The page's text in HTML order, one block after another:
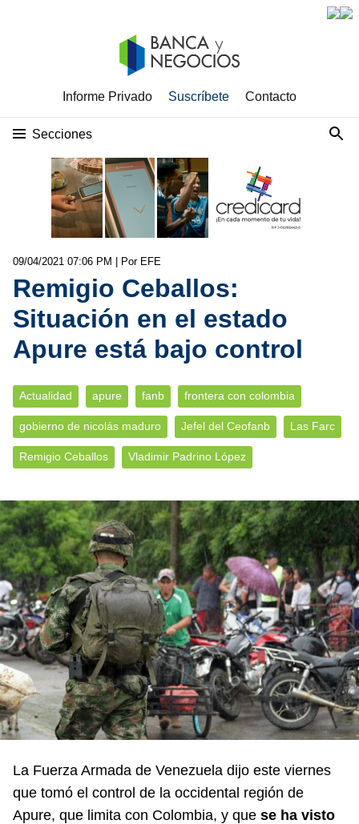
Informe Privado Suscríbete Contacto
Secciones
09/04/2021 07:06 PM | Por EFE
Remigio Ceballos:
Situación en el estado
Apure está bajo control
Actualidad apure fanb frontera con colombia
gobierno de nicolás maduro Jefel del Ceofanb Las Farc
Remigio Ceballos Vladimir Padrino López
La Fuerza Armada de Venezuela dijo este viernes
que tomó el control de la occidental región de
Apure, que limita con Colombia, y que se ha visto